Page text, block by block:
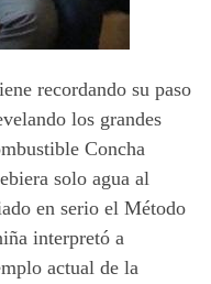
recordando su paso
los grandes
Concha
solo agua al
en serio el Método
interpretó a
actual de la